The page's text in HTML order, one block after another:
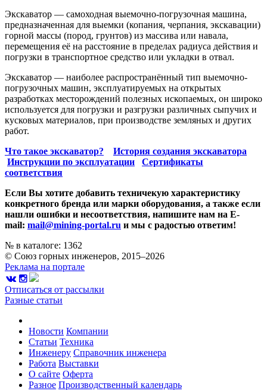
Экскаватор — самоходная выемочно-погрузочная машина,
предназначенная для выемки (копания, черпания, экскавации)
горной массы (пород, грунтов) из массива или навала,
перемещения её на расстояние в пределах радиуса действия и
погрузки в транспортное средство или укладки в отвал.
Экскаватор — наиболее распространённый тип выемочно-
погрузочных машин, эксплуатируемых на открытых
разработках месторождений полезных ископаемых, он широко
используется для погрузки и разгрузки различных сыпучих и
кусковых материалов, при производстве земляных и других
работ.
Что такое экскаватор?
История создания экскаватора
Инструкции по эксплуатации
Сертификаты
соответствия
Если Вы хотите добавить техничекую характеристику
конкретного бренда или марки оборудования, а также если
нашли ошибки и несоответствия, напишите нам на E-
mail: mail@mining-portal.ru и мы с радостью ответим!
№ в каталоге: 1362
© Союз горных инженеров, 2015–2026
Реклама на портале
Отписаться от рассылки
Разные статьи
Новости Компании
Статьи Техника
Инженеру Справочник инженера
Работа Выставки
О сайте Оферта
Разное Производственный календарь